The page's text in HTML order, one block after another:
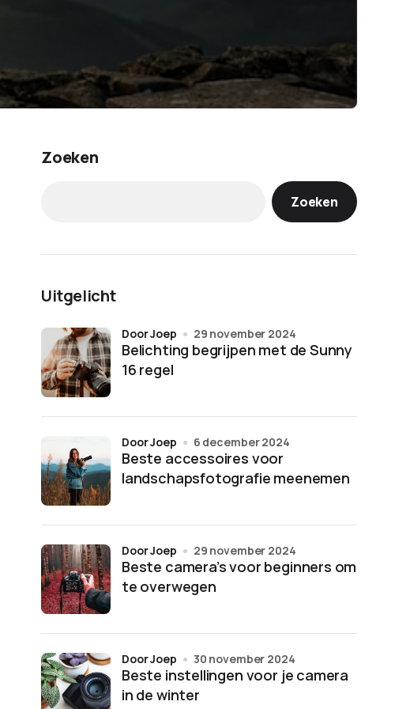
Zoeken
Zoeken
Uitgelicht
Belichting begrijpen met de Sunny
16 regel
door Joep 29 november 2024
Beste accessoires voor
landschapsfotografie meenemen
door Joep 6 december 2024
Beste camera’s voor beginners om
te overwegen
door Joep 29 november 2024
Beste instellingen voor je camera
in de winter
door Joep 30 november 2024